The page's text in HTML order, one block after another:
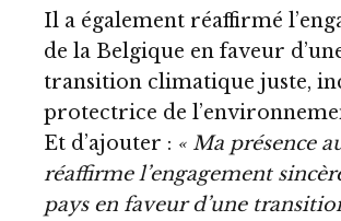
Il a également réaffirmé
de la Belgique en faveur
transition climatique juste,
protectrice de
Et d’ajouter : « Ma présence
réaffirme l’engagement
pays en faveur d’une